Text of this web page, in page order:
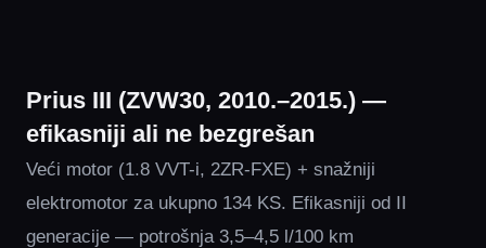
Prius III (ZVW30, 2010.–2015.) —
efikasniji ali ne bezgrešan
Veći motor (1.8 VVT-i, 2ZR-FXE) + snažniji
elektromotor za ukupno 134 KS. Efikasniji od II
generacije — potrošnja 3,5–4,5 l/100 km